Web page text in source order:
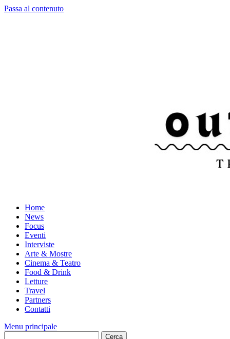
Passa al contenuto
Home
News
Focus
Eventi
Interviste
Arte & Mostre
Cinema & Teatro
Food & Drink
Letture
Travel
Partners
Contatti
Menu principale